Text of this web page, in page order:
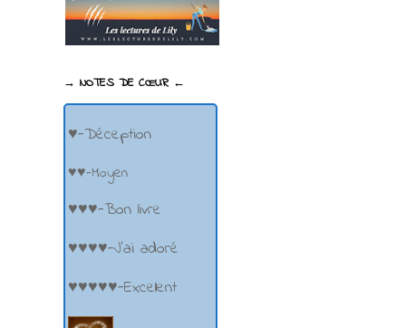
→ NOTES DE CŒUR ←
♥-Déception
♥♥-Moyen
♥♥♥-Bon livre
♥♥♥♥-J'ai adoré
♥♥♥♥♥-Excellent